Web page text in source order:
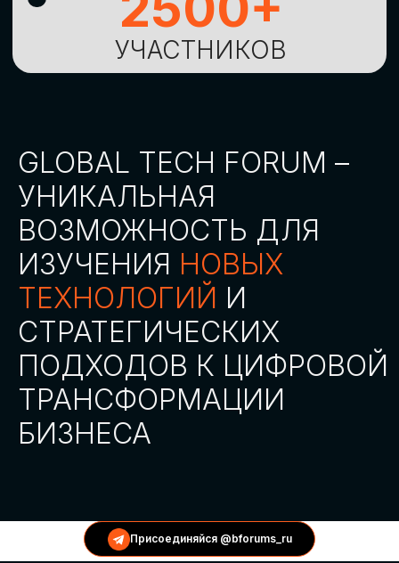
Присоединяйся @bforums_ru
ОСТАВИТЬ
ЗАЯВКУ
АККРЕДИТАЦИЯ СМИ
СКАЧАТЬ ПРОГРАММУ
СТАТЬ СПИКЕРОМ
Оставьте заявку, наши менеджеры
СТАТЬ УЧАСТНИКОМ
ГЛОБАЛЬНАЯ